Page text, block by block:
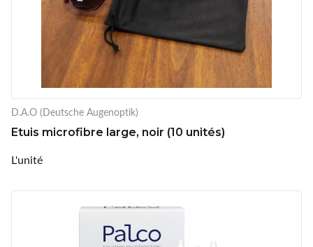
D.A.O (Deutsche Augenoptik)
Etuis microfibre large, noir (10 unités)
L'unité